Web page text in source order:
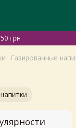
грн
Газированные